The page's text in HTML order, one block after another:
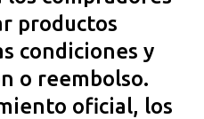
productos
condiciones y
o reembolso.
oficial, los